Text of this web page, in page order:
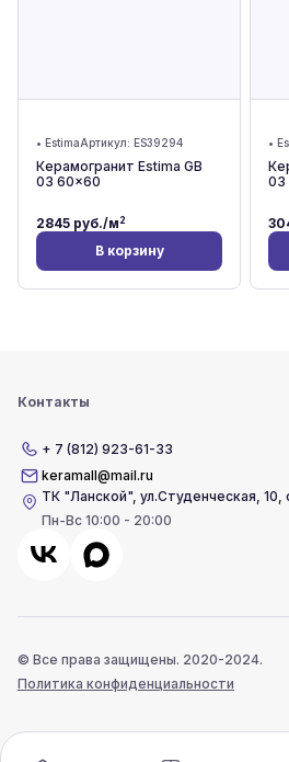
• EstimaАртикул: ES39294
Керамогранит Estima GB
03 60x60
2845 руб./м2
В корзину
•
03
Контакты
+ 7 (812) 923-61-33
keramall@mail.ru
ТК "Ланской",ул.Студенческая,
Пн-Вс 10:00 - 20:00
© Все права защищены. 2020-2024.
Политика конфиденциальности